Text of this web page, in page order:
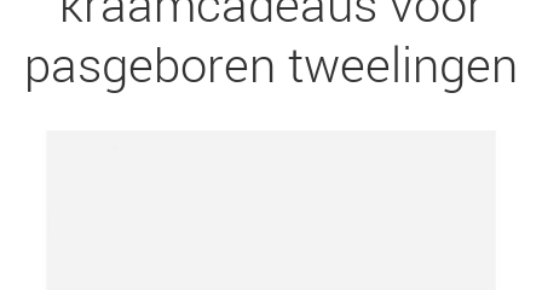
pasgeboren tweelingen